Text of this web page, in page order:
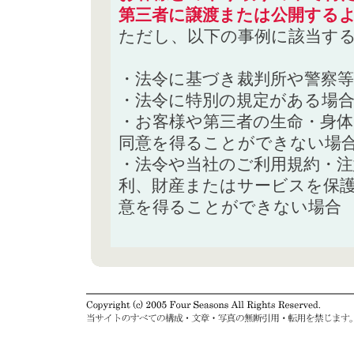
第三者に譲渡または公開する
ただし、以下の事例に該当す
・法令に基づき裁判所や警察
・法令に特別の規定がある場合
・お客様や第三者の生命・身
同意を得ることができない場
・法令や当社のご利用規約・
利、財産またはサービスを保
意を得ることができない場合